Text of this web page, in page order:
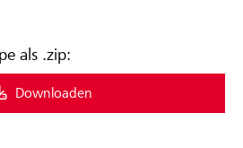
als .zip:
Downloaden